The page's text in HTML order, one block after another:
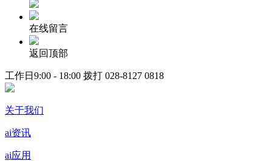
在线留言
返回顶部
工作日9:00 - 18:00 拨打 028-8127 0818
关于我们
ai资讯
ai应用